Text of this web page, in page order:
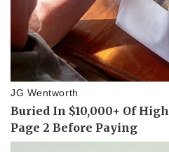
Tin nóng
Tư vấn luật